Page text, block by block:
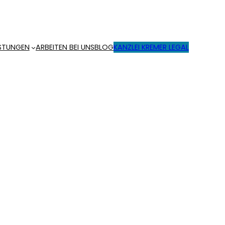
ARBEITEN BEI UNSBLOGKANZLEI KREMER LEGAL